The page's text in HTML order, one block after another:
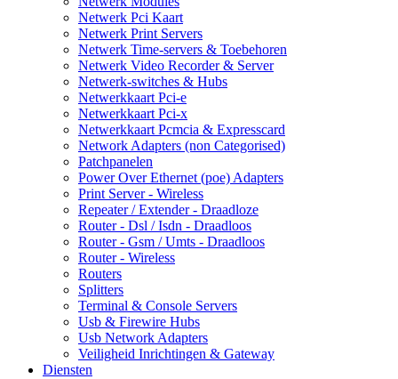
Netwerk Pci Kaart
Netwerk Print Servers
Netwerk Time-servers & Toebehoren
Netwerk Video Recorder & Server
Netwerk-switches & Hubs
Netwerkkaart Pci-e
Netwerkkaart Pci-x
Netwerkkaart Pcmcia & Expresscard
Network Adapters (non Categorised)
Patchpanelen
Power Over Ethernet (poe) Adapters
Print Server - Wireless
Repeater / Extender - Draadloze
Router - Dsl / Isdn - Draadloos
Router - Gsm / Umts - Draadloos
Router - Wireless
Routers
Splitters
Terminal & Console Servers
Usb & Firewire Hubs
Usb Network Adapters
Veiligheid Inrichtingen & Gateway
Diensten